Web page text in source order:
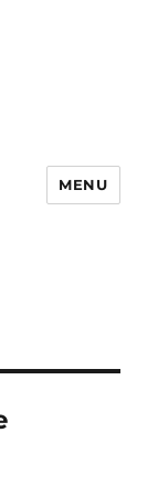
MENU